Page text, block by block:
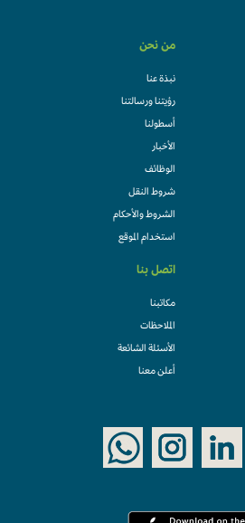
من نحن
نبذة عنا
رؤيتنا ورسالتنا
أسطولنا
الأخبار
الوظائف
شروط النقل
الشروط والأحكام
استخدام الموقع
اتصل بنا
مكاتبنا
الملاحظات
الأسئلة الشائعة
أعلن معنا